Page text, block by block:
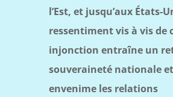
l’Est, et jusqu’aux États-
ressentiment vis à vis de
injonction entraîne un
souveraineté nationale et
envenime les relations